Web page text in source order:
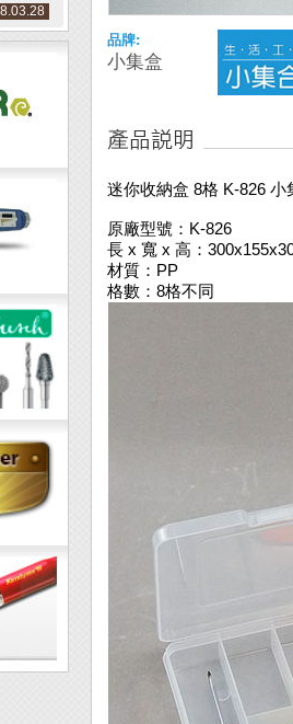
品牌:
小集盒
迷你收納盒 8格 K-826 小
原廠型號：K-826
長 x 寬 x 高：
材質：PP
格數：8格不同